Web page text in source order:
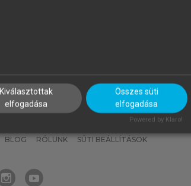
MI – ÁLTALÁNOS IRÁNYELVEK
BLOG RÓLUNK SÜTI BEÁLLÍTÁSOK
Kiválasztottak
elfogadása
Összes süti
elfogadása
Powered by Klaro!